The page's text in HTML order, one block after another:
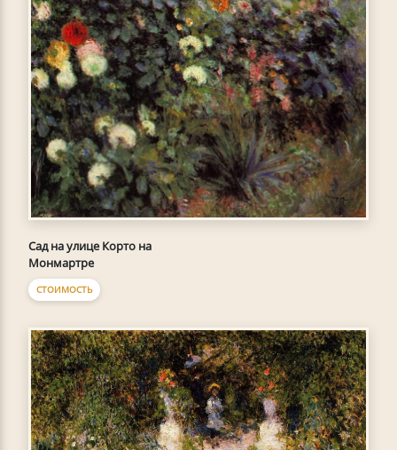
Сад на улице Корто на
Монмартре
СТОИМОСТЬ